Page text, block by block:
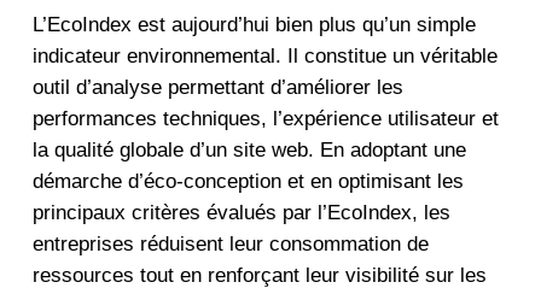
L’EcoIndex est aujourd’hui bien plus qu’un simple
indicateur environnemental. Il constitue un véritable
outil d’analyse permettant d’améliorer les
performances techniques, l’expérience utilisateur et
la qualité globale d’un site web. En adoptant une
démarche d’éco-conception et en optimisant les
principaux critères évalués par l’EcoIndex, les
entreprises réduisent leur consommation de
ressources tout en renforçant leur visibilité sur les